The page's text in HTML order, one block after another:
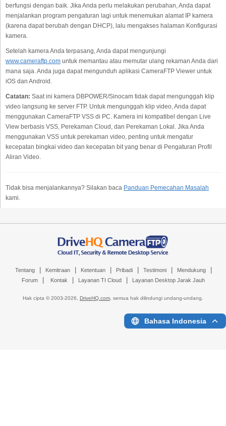
berfungsi dengan baik. Jika Anda perlu melakukan perubahan, Anda dapat
menjalankan program pengaturan lagi untuk menemukan alamat IP kamera
(karena dapat berubah dengan DHCP), lalu mengakses halaman Konfigurasi
kamera.
Setelah kamera Anda terpasang, Anda dapat mengunjungi
www.cameraftp.com untuk memantau atau memutar ulang rekaman Anda dari
mana saja. Anda juga dapat mengunduh aplikasi CameraFTP Viewer untuk
iOS dan Android.
Catatan: Saat ini kamera DBPOWER/Sinocam tidak dapat mengunggah klip
video langsung ke server FTP. Untuk mengunggah klip video, Anda dapat
menggunakan CameraFTP VSS di PC. Kamera ini kompatibel dengan Live
View berbasis VSS, Perekaman Cloud, dan Perekaman Lokal. Jika Anda
menggunakan VSS untuk perekaman video, penting untuk mengatur
kecepatan bingkai video dan kecepatan bit yang benar di Pengaturan Profil
Aliran Video.
Tidak bisa menjalankannya? Silakan baca Panduan Pemecahan Masalah
kami.
Tentang Kemitraan Ketentuan Pribadi Testimoni Mendukung
Forum Kontak Layanan TI Cloud Layanan Desktop Jarak Jauh
Hak cipta © 2003-2026, DriveHQ.com, semua hak dilindungi undang-undang.
Bahasa Indonesia